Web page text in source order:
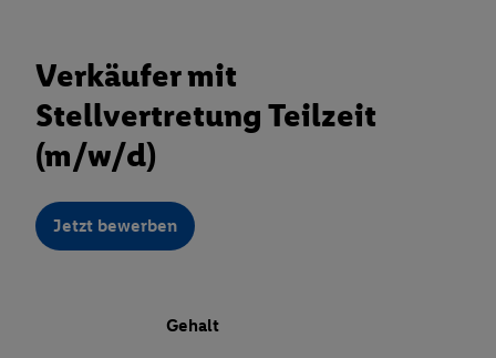
Verkäufer mit
Stellvertretung Teilzeit
(m/w/d)
Jetzt bewerben
Gehalt